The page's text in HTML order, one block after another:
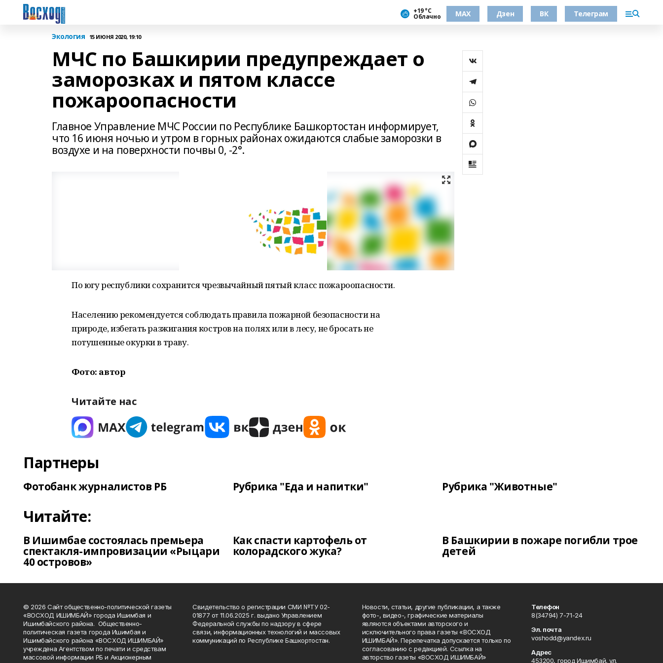
+19 °С
Облачно МАХ Дзен ВК Телеграм
Экология 15 ИЮНЯ 2020, 19:10
МЧС по Башкирии предупреждает о
заморозках и пятом классе
пожароопасности
Главное Управление МЧС России по Республике Башкортостан информирует,
что 16 июня ночью и утром в горных районах ожидаются слабые заморозки в
воздухе и на поверхности почвы 0, -2°.
По югу республики сохранится чрезвычайный пятый класс пожароопасности.
Населению рекомендуется соблюдать правила пожарной безопасности на
природе, избегать разжигания костров на полях или в лесу, не бросать не
потушенные окурки в траву.
Фото: автор
Читайте нас
Партнеры
Фотобанк журналистов РБ Рубрика "Еда и напитки" Рубрика "Животные"
Читайте:
В Ишимбае состоялась премьера
спектакля-импровизации «Рыцари
40 островов»
Как спасти картофель от
колорадского жука?
В Башкирии в пожаре погибли трое
детей
© 2026 Сайт общественно-политической газеты
«ВОСХОД ИШИМБАЙ» города Ишимбая и
Ишимбайского района. Общественно-
политическая газета города Ишимбая и
Ишимбайского района «ВОСХОД ИШИМБАЙ»
учреждена Агентством по печати и средствам
массовой информации РБ и Акционерным
Свидетельство о регистрации СМИ №ТУ 02-
01877 от 11.06.2025 г. выдано Управлением
Федеральной службы по надзору в сфере
связи, информационных технологий и массовых
коммуникаций по Республике Башкортостан.
Новости, статьи, другие публикации, а также
фото-, видео-, графические материалы
являются объектами авторского и
исключительного права газеты «ВОСХОД
ИШИМБАЙ». Перепечатка допускается только по
согласованию с редакцией. Ссылка на
авторство газеты «ВОСХОД ИШИМБАЙ»
Телефон
8(34794) 7-71-24
Эл. почта
voshodd@yandex.ru
Адрес
453200, город Ишимбай, ул.